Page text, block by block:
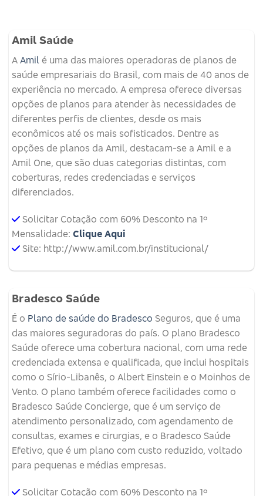
Amil Saúde
A Amil é uma das maiores operadoras de planos de
saúde empresariais do Brasil, com mais de 40 anos de
experiência no mercado. A empresa oferece diversas
opções de planos para atender às necessidades de
diferentes perfis de clientes, desde os mais
econômicos até os mais sofisticados. Dentre as
opções de planos da Amil, destacam-se a Amil e a
Amil One, que são duas categorias distintas, com
coberturas, redes credenciadas e serviços
diferenciados.
Solicitar Cotação com 60% Desconto na 1º
Mensalidade: Clique Aqui
Site: http://www.amil.com.br/institucional/
Bradesco Saúde
É o Plano de saúde do Bradesco Seguros, que é uma
das maiores seguradoras do país. O plano Bradesco
Saúde oferece uma cobertura nacional, com uma rede
credenciada extensa e qualificada, que inclui hospitais
como o Sírio-Libanês, o Albert Einstein e o Moinhos de
Vento. O plano também oferece facilidades como o
Bradesco Saúde Concierge, que é um serviço de
atendimento personalizado, com agendamento de
consultas, exames e cirurgias, e o Bradesco Saúde
Efetivo, que é um plano com custo reduzido, voltado
para pequenas e médias empresas.
Solicitar Cotação com 60% Desconto na 1º